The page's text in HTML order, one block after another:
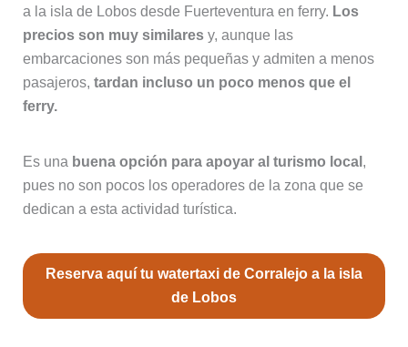
a la isla de Lobos desde Fuerteventura en ferry. Los
precios son muy similaresy, aunque las
embarcaciones son más pequeñas y admiten a menos
pasajeros, tardan incluso un poco menos que el
ferry.
Es una buena opción para apoyar al turismo local ,
pues no son pocos los operadores de la zona que se
dedican a esta actividad turística.
Reserva aquí tu watertaxi de Corralejo a la isla
de Lobos